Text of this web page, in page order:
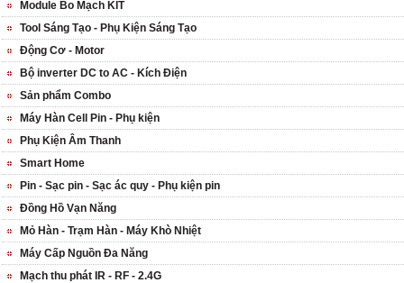
Module Bo Mạch KIT
Tool Sáng Tạo - Phụ Kiện Sáng Tạo
Động Cơ - Motor
Bộ inverter DC to AC - Kích Điện
Sản phẩm Combo
Máy Hàn Cell Pin - Phụ kiện
Phụ Kiện Âm Thanh
Smart Home
Pin - Sạc pin - Sạc ác quy - Phụ kiện pin
Đồng Hồ Vạn Năng
Mỏ Hàn - Trạm Hàn - Máy Khò Nhiệt
Máy Cấp Nguồn Đa Năng
Mạch thu phát IR - RF - 2.4G